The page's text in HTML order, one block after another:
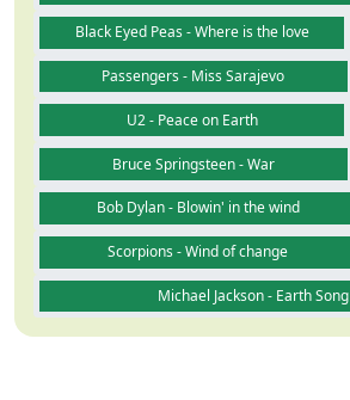
Black Eyed Peas - Where is the love
Passengers - Miss Sarajevo
U2 - Peace on Earth
Bruce Springsteen - War
Bob Dylan - Blowin' in the wind
Scorpions - Wind of change
Michael Jackson - Earth Song